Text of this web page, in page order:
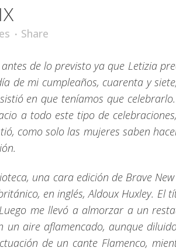
Share
de lo previsto ya que Letizia
de mi cumpleaños, cuarenta y
en que teníamos que
a todo este tipo de
como solo las mujeres saben
una cara edición de Brave
en inglés, Aldoux Huxley. El
me llevó a almorzar a un
aire aflamencado, aunque
de un cante Flamenco,